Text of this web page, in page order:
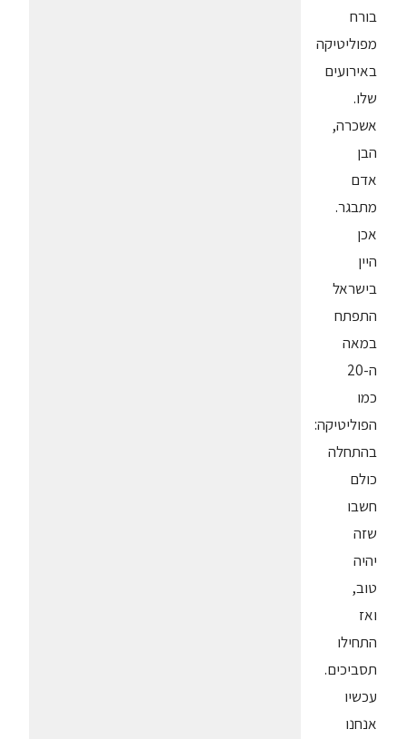
בורח
מפוליטיקה
באירועים
שלו.
אשכרה,
הבן
אדם
מתבגר.
אכן
היין
בישראל
התפתח
במאה
ה-20
כמו
הפוליטיקה:
בהתחלה
כולם
חשבו
שזה
יהיה
טוב,
ואז
התחילו
תסביכים.
עכשיו
אנחנו